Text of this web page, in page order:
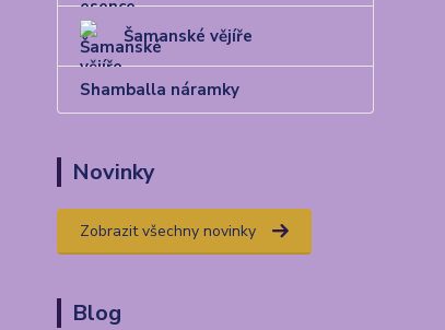
Šamanské vějíře
Shamballa náramky
Novinky
Zobrazit všechny novinky
Blog